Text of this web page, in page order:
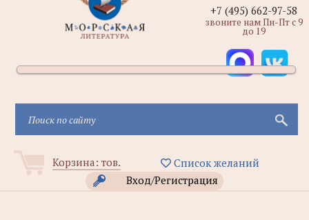
Корзина: тов.
Список желаний
Вход/Регистрация
+7 (495) 662-97-58
звоните нам Пн-Пт с 9
до 19